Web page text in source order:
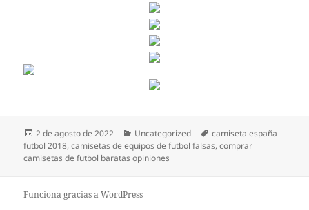
Publicado
el
2 de agosto de 2022 Categorías
Uncategorized Etiquetas
camiseta españa
futbol 2018,camisetas de equipos de futbol falsas,comprar
camisetas de futbol baratas opiniones
Funciona gracias a WordPress